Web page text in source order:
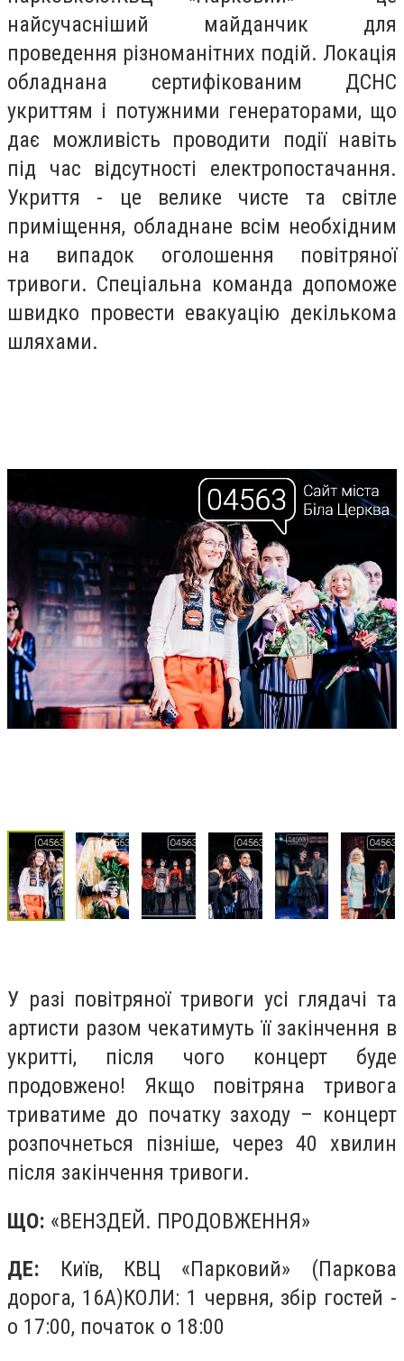
найсучасніший майданчик для
проведення різноманітних подій. Локація
обладнана сертифікованим ДСНС
укриттям і потужними генераторами, що
дає можливість проводити події навіть
під час відсутності електропостачання.
Укриття - це велике чисте та світле
приміщення, обладнане всім необхідним
на випадок оголошення повітряної
тривоги. Спеціальна команда допоможе
швидко провести евакуацію декількома
шляхами.
У разі повітряної тривоги усі глядачі та
артисти разом чекатимуть її закінчення в
укритті, після чого концерт буде
продовжено! Якщо повітряна тривога
триватиме до початку заходу – концерт
розпочнеться пізніше, через 40 хвилин
після закінчення тривоги.
ЩО: «ВЕНЗДЕЙ. ПРОДОВЖЕННЯ»
ДЕ: Київ, КВЦ «Парковий» (Паркова
дорога, 16А)КОЛИ: 1 червня, збір гостей -
о 17:00, початок о 18:00